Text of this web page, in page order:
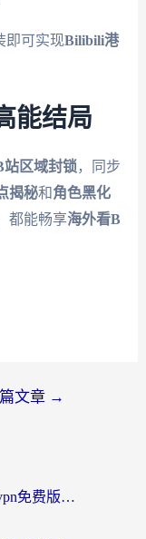
即可实现Bilibili港
能结局
站区域封锁 ，同步
揭秘和角色黑化
都能畅享海外看B
文章 →
海外党刷国内资源指南：电脑vpn免费版真的能用吗？选对加速器才是关键